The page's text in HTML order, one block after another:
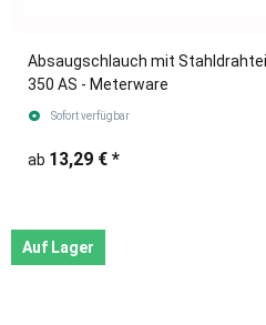
Absaugschlauch mit
350 AS - Meterware
Sofort verfügbar
ab 13,29 € *
Auf Lager